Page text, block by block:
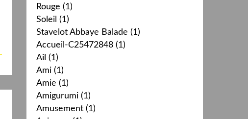
Rouge (1)
Soleil (1)
Stavelot Abbaye Balade (1)
Accueil-C25472848 (1)
Ail (1)
Ami (1)
Amie (1)
Amigurumi (1)
Amusement (1)